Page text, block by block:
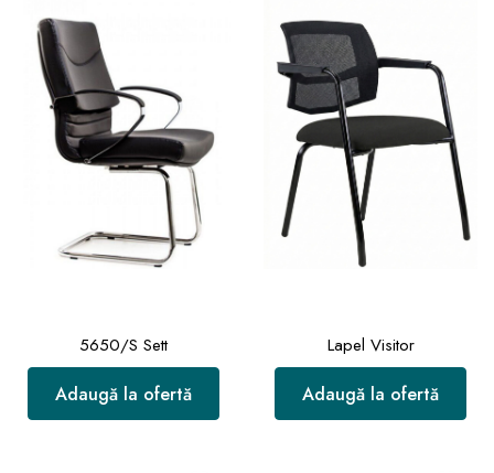
5650/S Sett
Adaugă la ofertă
Lapel Visitor
Adaugă la ofertă